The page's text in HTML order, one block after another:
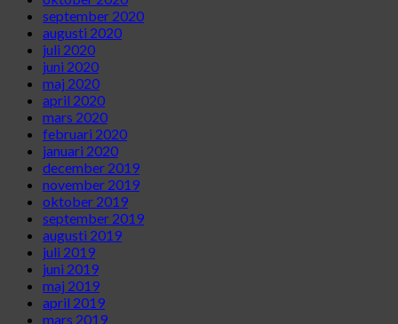
september 2020
augusti 2020
juli 2020
juni 2020
maj 2020
april 2020
mars 2020
februari 2020
januari 2020
december 2019
november 2019
oktober 2019
september 2019
augusti 2019
juli 2019
juni 2019
maj 2019
april 2019
mars 2019